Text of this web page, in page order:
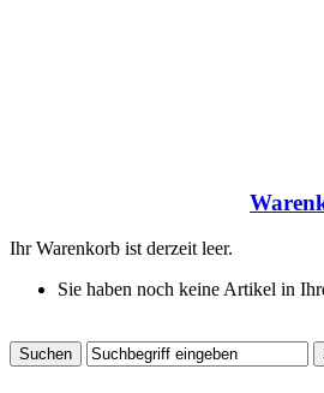
Ihr Warenkorb ist derzeit leer.
Sie haben noch keine Artikel in